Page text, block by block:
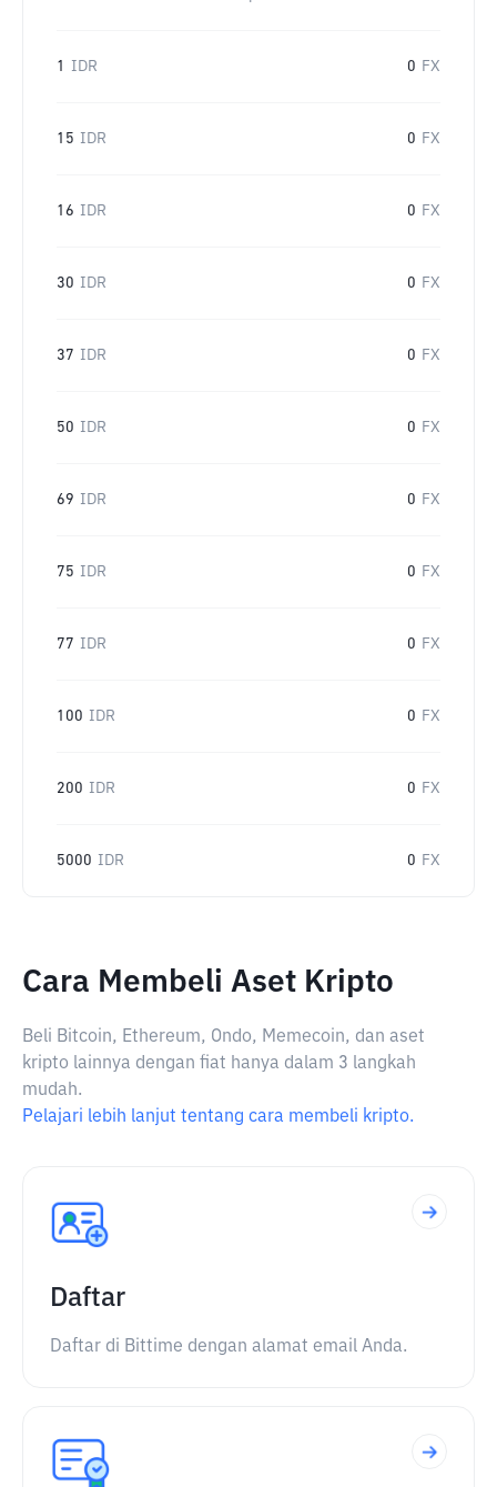
1 IDR 0 FX
15 IDR 0 FX
16 IDR 0 FX
30 IDR 0 FX
37 IDR 0 FX
50 IDR 0 FX
69 IDR 0 FX
75 IDR 0 FX
77 IDR 0 FX
100 IDR 0 FX
200 IDR 0 FX
5000 IDR 0 FX
Cara Membeli Aset Kripto
Beli Bitcoin, Ethereum, Ondo, Memecoin, dan aset
kripto lainnya dengan fiat hanya dalam 3 langkah
mudah.
Pelajari lebih lanjut tentang cara membeli kripto.
Daftar
Daftar di Bittime dengan alamat email Anda.